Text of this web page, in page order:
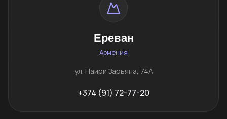
Ереван
Армения
ул. Наири Зарьяна, 74А
+374 (91) 72-77-20